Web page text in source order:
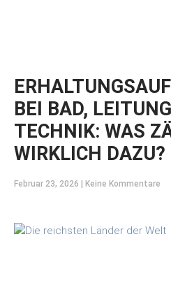
BEI BAD,
TECHNIK: WAS
WIRKLICH DAZU?
Februar 23, 2026 Keine Kommentare